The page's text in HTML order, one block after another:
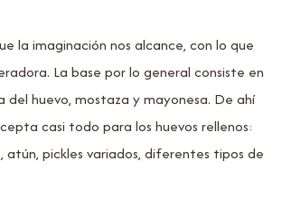
la imaginación nos alcance, con lo que
La base por lo general consiste en
del huevo, mostaza y mayonesa. De ahí
casi todo para los huevos rellenos:
atún, pickles variados, diferentes tipos de